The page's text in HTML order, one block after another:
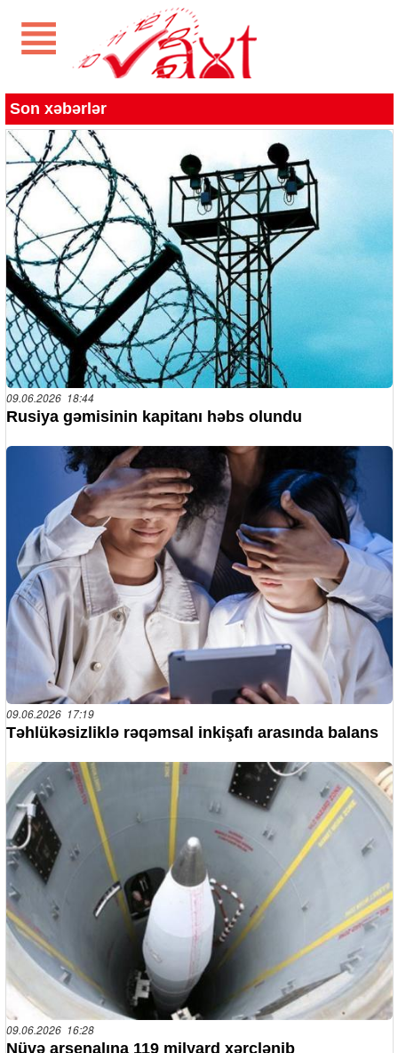
Son xəbərlər
09.06.2026 18:44
Rusiya gəmisinin kapitanı həbs olundu
09.06.2026 17:19
Təhlükəsizliklə rəqəmsal inkişafı arasında balans
09.06.2026 16:28
Nüvə arsenalına 119 milyard xərclənib